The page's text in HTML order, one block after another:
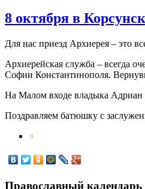
8 октября в
Для нас приезд Архиерея – это
Архиерейская служба – всегда
Софии Константинополя.
На Малом входе владыка Адриан
Поздравляем батюшку с
Православный календарь